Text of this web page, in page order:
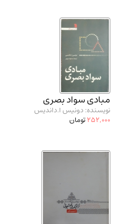
مبادی سواد بصری
نویسنده: دونیس ا.داندیس
252,000تومان